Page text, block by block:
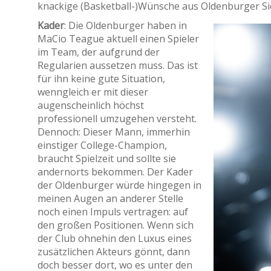
knackige (Basketball-)Wünsche aus Oldenburger
Kader: Die Oldenburger haben in
MaCio Teague aktuell einen Spieler
im Team, der aufgrund der
Regularien aussetzen muss. Das ist
für ihn keine gute Situation,
wenngleich er mit dieser
augenscheinlich höchst
professionell umzugehen versteht.
Dennoch: Dieser Mann, immerhin
einstiger College-Champion,
braucht Spielzeit und sollte sie
andernorts bekommen. Der Kader
der Oldenburger würde hingegen in
meinen Augen an anderer Stelle
noch einen Impuls vertragen: auf
den großen Positionen. Wenn sich
der Club ohnehin den Luxus eines
zusätzlichen Akteurs gönnt, dann
doch besser dort, wo es unter den